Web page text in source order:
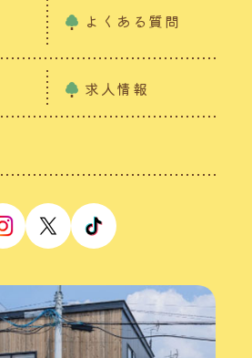
よくある質問
求人情報